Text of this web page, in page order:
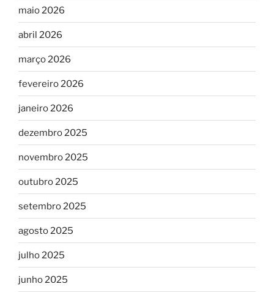
maio 2026
abril 2026
março 2026
fevereiro 2026
janeiro 2026
dezembro 2025
novembro 2025
outubro 2025
setembro 2025
agosto 2025
julho 2025
junho 2025